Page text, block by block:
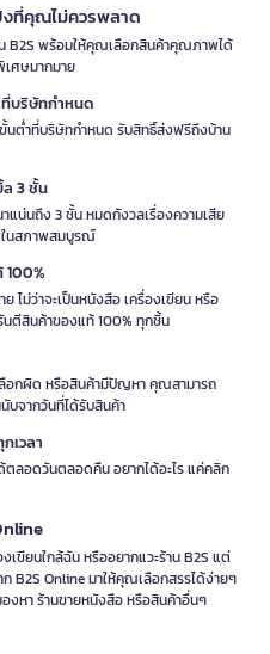
งที่คุณไม่ควรพลาด
B2S พร้อมให้คุณเลือกสินค้าคุณภาพได้
ศษมากมาย
บริษัทกำหนด
ต่ำที่บริษัทกำหนด รับสิทธิ์ส่งฟรีถึงบ้าน
3 ชั้น
แน่นถึง 3 ชั้น หมดกังวลเรื่องความเสีย
นสภาพสมบูรณ์
100%
ไม่ว่าจะเป็นหนังสือ เครื่องเขียน หรือ
นตีสินค้าของแท้ 100% ทุกชิ้น
ลือกผิด หรือสินค้ามีปัญหา คุณสามารถ
บจากวันที่ได้รับสินค้า
เวลา
ลอดวันตลอดคืน อยากได้อะไร แค่คลิก
ขียนใกล้ฉัน หรืออยากแวะร้าน B2S แต่
ก B2S Online มาให้คุณเลือกสรรได้ง่ายๆ
งหา ร้านขายหนังสือ หรือสินค้าอื่นๆ